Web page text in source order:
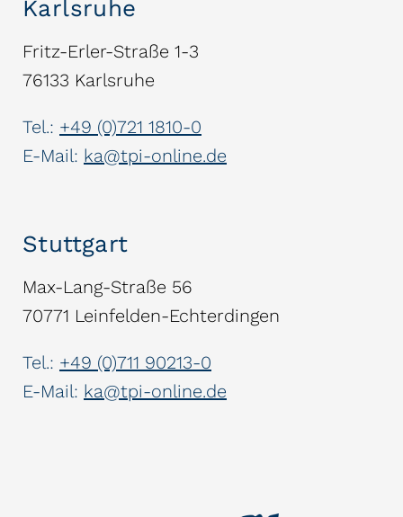
Karlsruhe
Fritz-Erler-Straße 1-3
76133 Karlsruhe
Tel.: +49 (0)721 1810-0
E-Mail: ka@tpi-online.de
Stuttgart
Max-Lang-Straße 56
70771 Leinfelden-Echterdingen
Tel.: +49 (0)711 90213-0
E-Mail: ka@tpi-online.de